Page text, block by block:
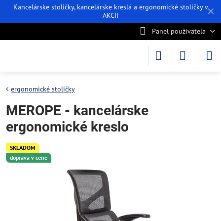
✕
Kancelárske stoličky, kancelárske kreslá a ergonomické stoličky v
AKCII
Panel používateľa
SKLADOM
doprava v cene
ergonomické stoličky
MEROPE - kancelárske
ergonomické kreslo